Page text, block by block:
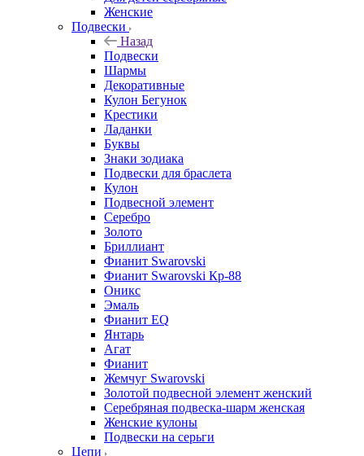
Женские
Подвески
Назад
Подвески
Шармы
Декоративные
Кулон Бегунок
Крестики
Ладанки
Буквы
Знаки зодиака
Подвески для браслета
Кулон
Подвесной элемент
Серебро
Золото
Бриллиант
Фианит Swarovski
Фианит Swarovski Кр-88
Оникс
Эмаль
Фианит EQ
Янтарь
Агат
Фианит
Жемчуг Swarovski
Золотой подвесной элемент женcкий
Серебряная подвеска-шарм женская
Женские кулоны
Подвески на серьги
Цепи